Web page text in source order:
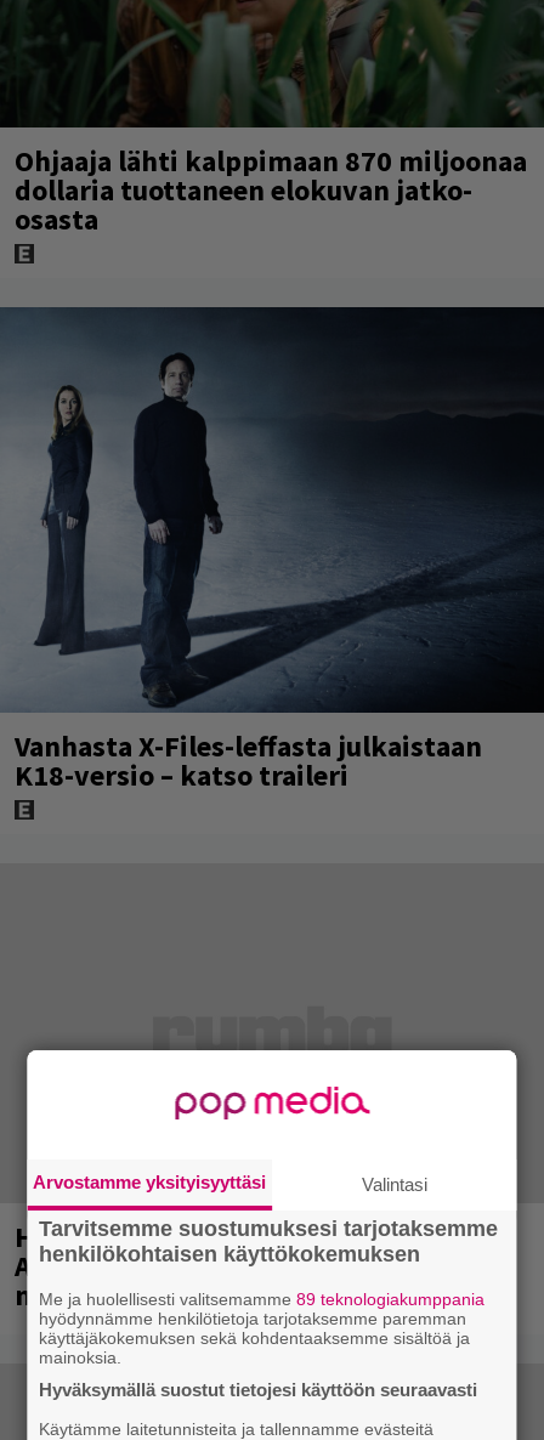
Ohjaaja lähti kalppimaan 870 miljoonaa
dollaria tuottaneen elokuvan jatko-
osasta
Vanhasta X-Files-leffasta julkaistaan
K18-versio – katso traileri
Huomenna se ilmestyy – CMX:stä tutun
A.W. Yrjänän uutuusalbumi om
mammuttimainen kokonaisuus
Arvostamme yksityisyyttäsi Valintasi
Tarvitsemme suostumuksesi tarjotaksemme
henkilökohtaisen käyttökokemuksen
Me ja huolellisesti valitsemamme89 teknologiakumppania
hyödynnämme henkilötietoja tarjotaksemme paremman
käyttäjäkokemuksen sekä kohdentaaksemme sisältöä ja
mainoksia.
Hyväksymällä suostut tietojesi käyttöön seuraavasti
Käytämme laitetunnisteita ja tallennamme evästeitä